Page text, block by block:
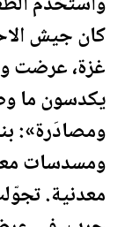
كان جيش
غزة، عرضت
يكدسون ما
ومصادَرة»:
ومسدسات
معدنية.